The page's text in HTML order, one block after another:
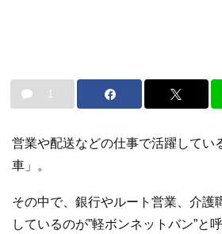
1
営業や配送などの仕事で活躍してい
車」。
その中で、銀行やルート営業、介護
しているのが”軽ボンネットバン”と